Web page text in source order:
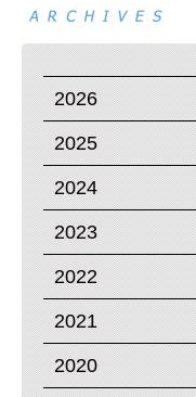
2026
2025
2024
2023
2022
2021
2020